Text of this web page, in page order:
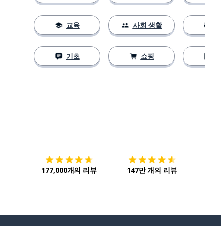
교육
기초
사회 생활
쇼핑
177,000개의 리뷰 147만 개의 리뷰